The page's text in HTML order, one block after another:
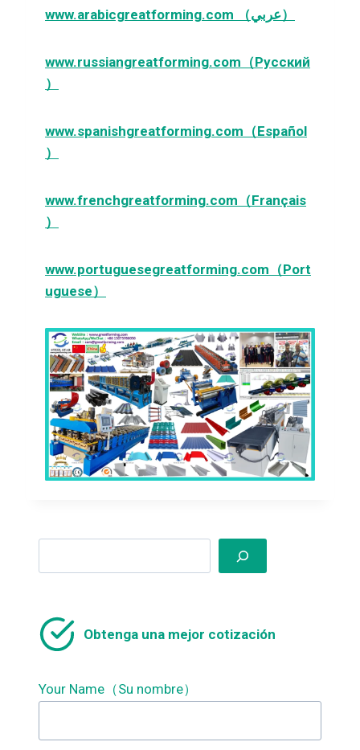
www.arabicgreatforming.com （عربي）
www.russiangreatforming.com（Русский
）
www.spanishgreatforming.com（Español
）
www.frenchgreatforming.com（Français
）
www.portuguesegreatforming.com（Port
uguese）
Obtenga una mejor cotización
Your Name（Su nombre）